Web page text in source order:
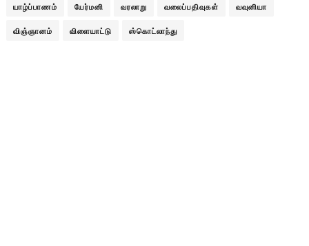
யாழ்ப்பாணம் யேர்மனி வரலாறு வலைப்பதிவுகள் வவுனியா
விஞ்ஞானம் விளையாட்டு ஸ்கொட்லாந்து